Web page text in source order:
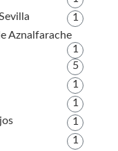
1
Aznalfarache
1
5
1
1
1
1